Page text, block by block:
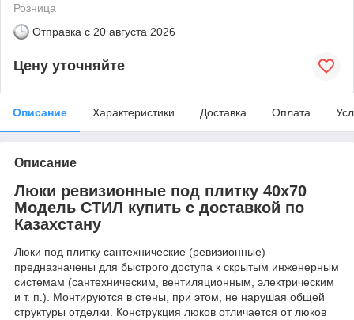
Розница
Отправка с 20 августа 2026
Цену уточняйте
Описание Характеристики Доставка Оплата
Описание
Люки ревизионные под плитку 40х70
Модель СТИЛ купить с доставкой по
Казахстану
Люки под плитку сантехнические (ревизионные)
предназначены для быстрого доступа к скрытым инженерным
системам (сантехническим, вентиляционным, электрическим
и т. п.). Монтируются в стены, при этом, не нарушая общей
структуры отделки. Конструкция люков отличается от люков